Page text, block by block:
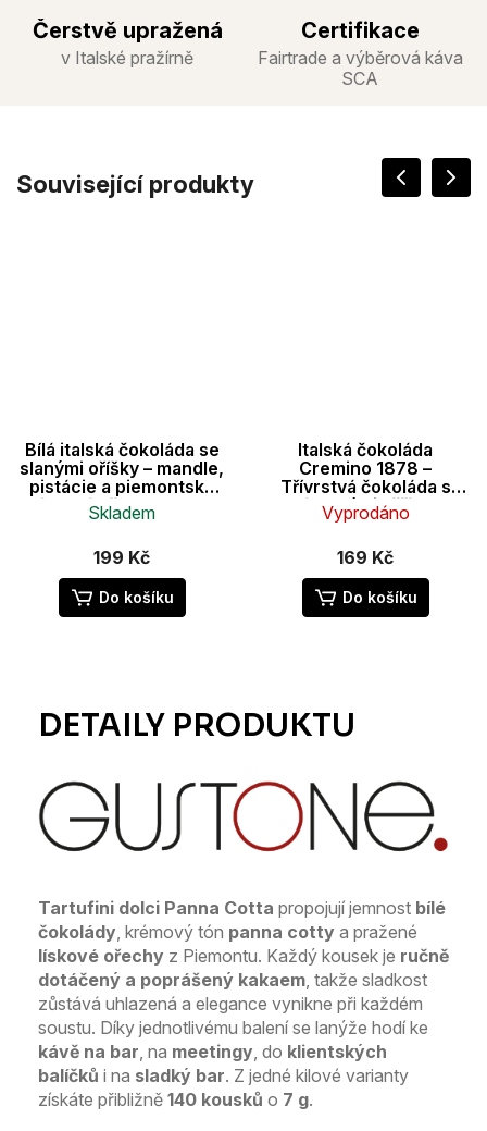
Čerstvě upražená
v Italské pražírně
Certifikace
Fairtrade a výběrová káva
SCA
Související produkty
Bílá italská čokoláda se
slanými oříšky – mandle,
pistácie a piemontské
lískové ořechy 100 g
Skladem
199 Kč
Do košíku
Italská čokoláda
Cremino 1878 –
Třívrstvá čokoláda s
lískovými oříšky
Piemonte IGP a
Vyprodáno
169 Kč
Do košíku
Tartufini dolci Panna Cotta propojují jemnost bílé
čokolády , krémový tón panna cotty a pražené
lískové ořechy z Piemontu. Každý kousek je ručně
dotáčený a poprášený kakaem , takže sladkost
zůstává uhlazená a elegance vynikne při každém
soustu. Díky jednotlivému balení se lanýže hodí ke
kávě na bar , na meetingy , do klientských
balíčků i na sladký bar. Z jedné kilové varianty
získáte přibližně 140 kousků o 7 g.